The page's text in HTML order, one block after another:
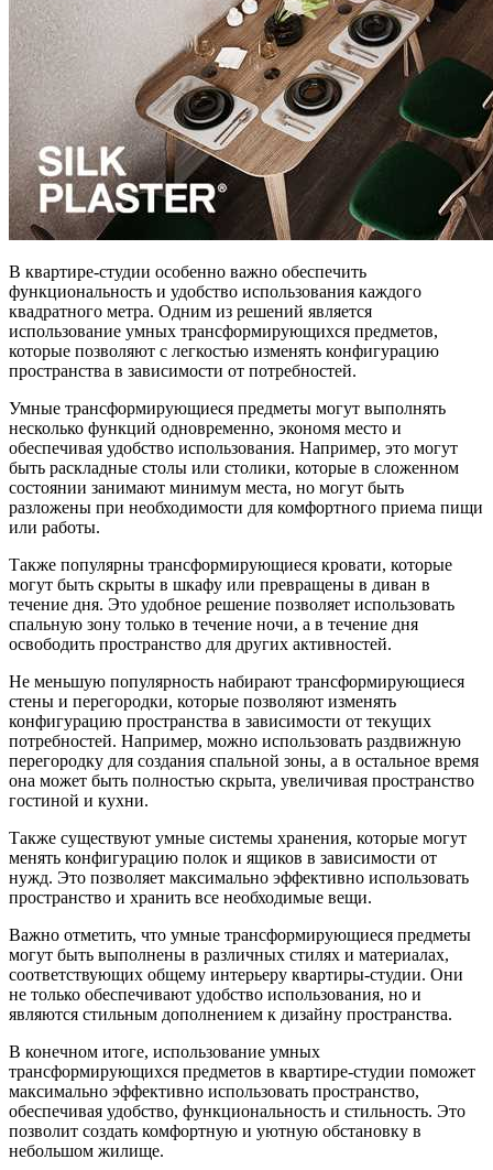
В квартире-студии особенно важно обеспечить
функциональность и удобство использования каждого
квадратного метра. Одним из решений является
использование умных трансформирующихся предметов,
которые позволяют с легкостью изменять конфигурацию
пространства в зависимости от потребностей.
Умные трансформирующиеся предметы могут выполнять
несколько функций одновременно, экономя место и
обеспечивая удобство использования. Например, это могут
быть раскладные столы или столики, которые в сложенном
состоянии занимают минимум места, но могут быть
разложены при необходимости для комфортного приема пищи
или работы.
Также популярны трансформирующиеся кровати, которые
могут быть скрыты в шкафу или превращены в диван в
течение дня. Это удобное решение позволяет использовать
спальную зону только в течение ночи, а в течение дня
освободить пространство для других активностей.
Не меньшую популярность набирают трансформирующиеся
стены и перегородки, которые позволяют изменять
конфигурацию пространства в зависимости от текущих
потребностей. Например, можно использовать раздвижную
перегородку для создания спальной зоны, а в остальное время
она может быть полностью скрыта, увеличивая пространство
гостиной и кухни.
Также существуют умные системы хранения, которые могут
менять конфигурацию полок и ящиков в зависимости от
нужд. Это позволяет максимально эффективно использовать
пространство и хранить все необходимые вещи.
Важно отметить, что умные трансформирующиеся предметы
могут быть выполнены в различных стилях и материалах,
соответствующих общему интерьеру квартиры-студии. Они
не только обеспечивают удобство использования, но и
являются стильным дополнением к дизайну пространства.
В конечном итоге, использование умных
трансформирующихся предметов в квартире-студии поможет
максимально эффективно использовать пространство,
обеспечивая удобство, функциональность и стильность. Это
позволит создать комфортную и уютную обстановку в
небольшом жилище.